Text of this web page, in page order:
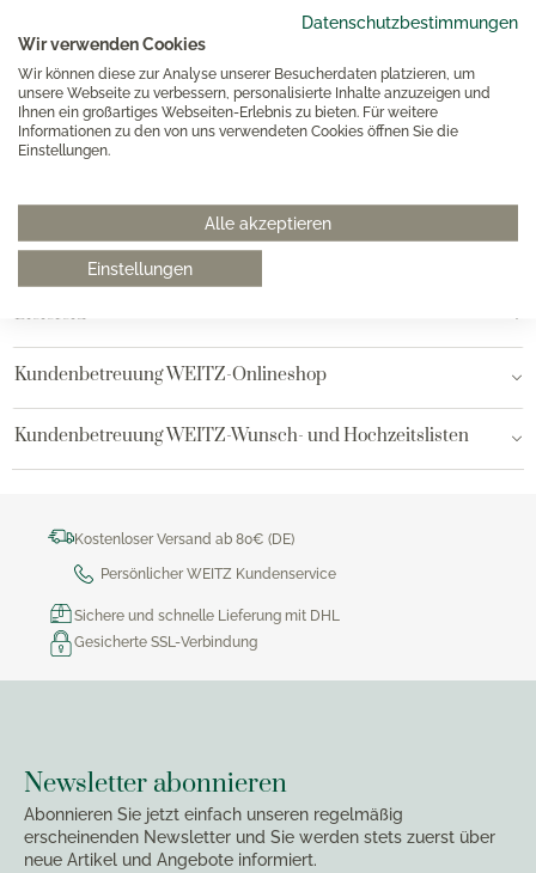
Datenschutzbestimmungen
Wir verwenden Cookies
Wir können diese zur Analyse unserer Besucherdaten platzieren, um
unsere Webseite zu verbessern, personalisierte Inhalte anzuzeigen und
Ihnen ein großartiges Webseiten-Erlebnis zu bieten. Für weitere
Informationen zu den von uns verwendeten Cookies öffnen Sie die
Einstellungen.
Alle akzeptieren
Einstellungen
Unsere Häuser
Hannover
Hamburg AEZ
Bielefeld
Kundenbetreuung WEITZ-Onlineshop
Kundenbetreuung WEITZ-Wunsch- und Hochzeitslisten
Kostenloser Versand ab 80€ (DE)
Persönlicher WEITZ Kundenservice
Sichere und schnelle Lieferung mit DHL
Gesicherte SSL-Verbindung
Newsletter abonnieren
Abonnieren Sie jetzt einfach unseren regelmäßig
erscheinenden Newsletter und Sie werden stets zuerst über
neue Artikel und Angebote informiert.